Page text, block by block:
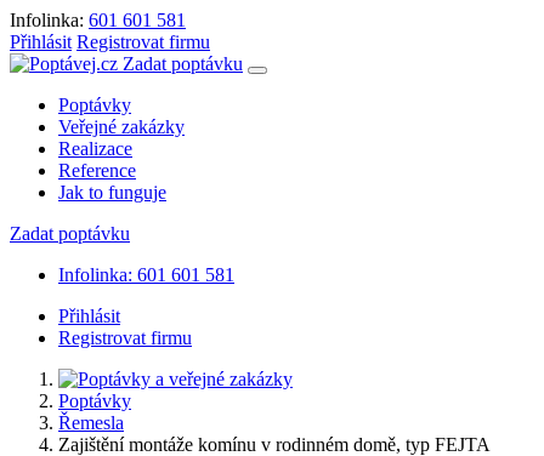
Infolinka: 601 601 581
Přihlásit Registrovat firmu
Zadat poptávku
Poptávky
Veřejné zakázky
Realizace
Reference
Jak to funguje
Zadat poptávku
Infolinka: 601 601 581
Přihlásit
Registrovat firmu
Poptávky
Řemesla
Zajištění montáže komínu v rodinném domě, typ FEJTA